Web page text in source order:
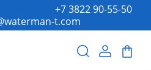
t.com
+7 3822 90-55-50